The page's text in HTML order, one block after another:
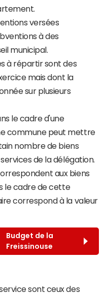
versées
à des
municipal.
à répartir sont des
mais dont la
sur plusieurs
le cadre d'une
commune peut mettre
nombre de biens
de la délégation.
aux biens
le cadre de cette
correspond à la valeur
Budget de la
Freissinouse
sont ceux des